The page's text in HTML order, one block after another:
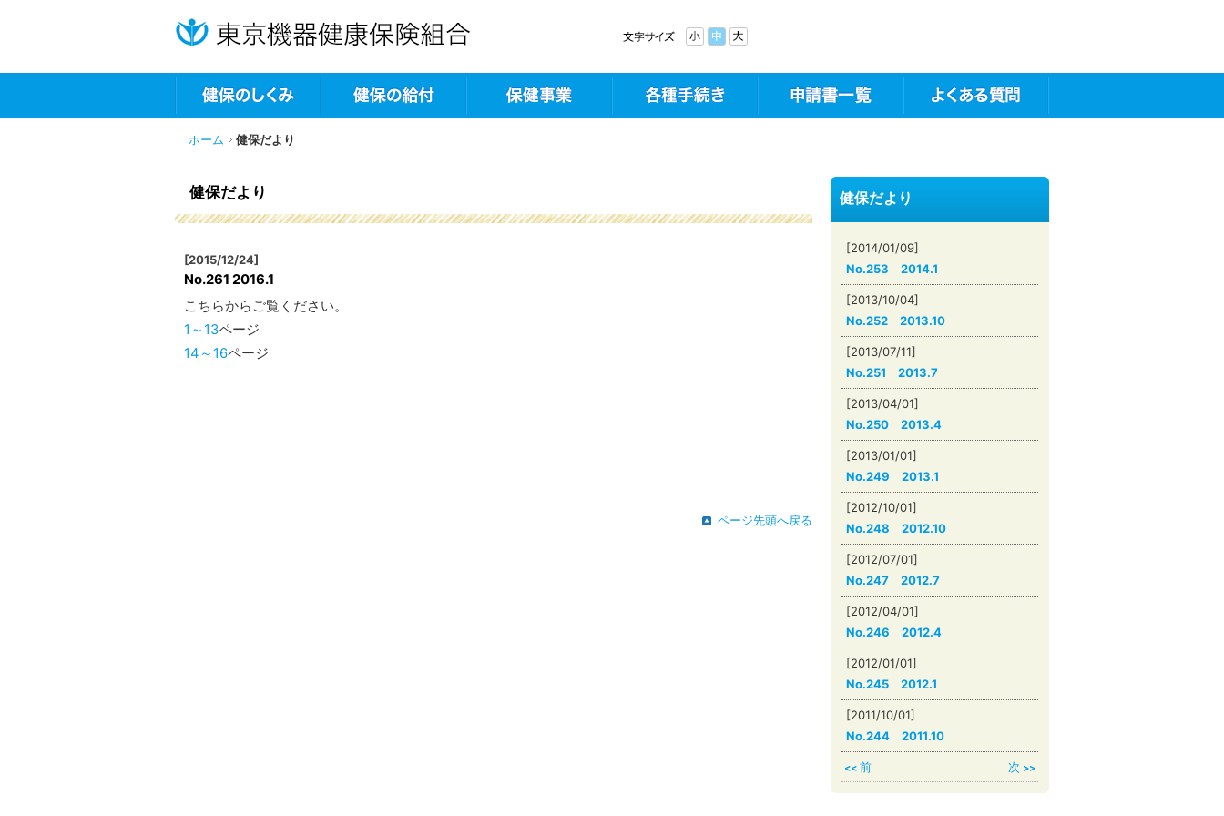
ホーム 健保だより
健保だより
[2015/12/24]
No.261 2016.1
こちらからご覧ください。
1～13ページ
14～16ページ
ページ先頭へ戻る
健保だより
[2014/01/09]
No.253 2014.1
[2013/10/04]
No.252 2013.10
[2013/07/11]
No.251 2013.7
[2013/04/01]
No.250 2013.4
[2013/01/01]
No.249 2013.1
[2012/10/01]
No.248 2012.10
[2012/07/01]
No.247 2012.7
[2012/04/01]
No.246 2012.4
[2012/01/01]
No.245 2012.1
[2011/10/01]
No.244 2011.10
<< 前 次 >>